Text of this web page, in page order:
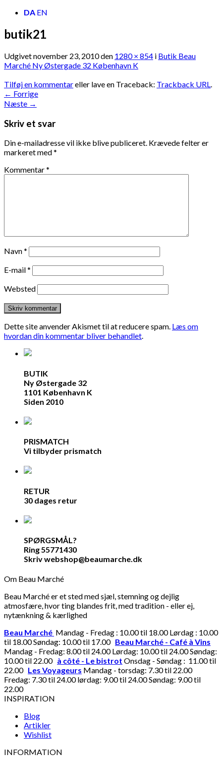
DA EN
butik21
Udgivetnovember 23, 2010den 1280 × 854 i Butik Beau
Marché Ny Østergade 32 København K
Tilføj en kommentareller lave en Traceback: Trackback URL.
← Forrige
Næste →
Skriv et svar
Din e-mailadresse vil ikke blive publiceret. Krævede felter er
markeret med*
Kommentar*
Navn*
E-mail*
Websted
Dette site anvender Akismet til at reducere spam. Læs om
hvordan din kommentar bliver behandlet.
BUTIK
Ny Østergade 32
1101 København K
Siden 2010
PRISMATCH
Vi tilbyder prismatch
RETUR
30 dages retur
SPØRGSMÅL?
Ring 55771430
Skriv webshop@beaumarche.dk
Om Beau Marché
Beau Marché er et sted med sjæl, stemning og dejlig
atmosfære, hvor ting blandes frit, med tradition - eller ej,
nytænkning & kærlighed
Beau Marché Mandag - Fredag : 10.00 til 18.00 Lørdag : 10.00
til 18.00 Søndag: 10.00 til 17.00 Beau Marché - Café à Vins
Mandag - Fredag: 8.00 til 24.00 Lørdag: 10.00 til 24.00 Søndag:
10.00 til 22.00 à côté - Le bistrot Onsdag - Søndag : 11.00 til
22.00 Les Voyageurs Mandag - torsdag: 7.30 til 22.00
Fredag: 7.30 til 24.00 lørdag: 9.00 til 24.00 Søndag: 9.00 til
22.00
INSPIRATION
Blog
Artikler
Wishlist
INFORMATION